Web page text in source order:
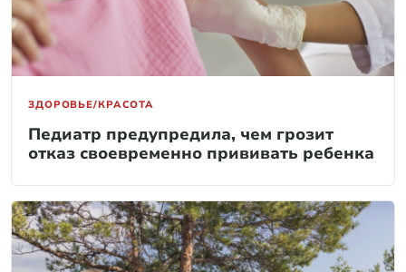
ЗДОРОВЬЕ/КРАСОТА
Педиатр предупредила, чем грозит
отказ своевременно прививать ребенка